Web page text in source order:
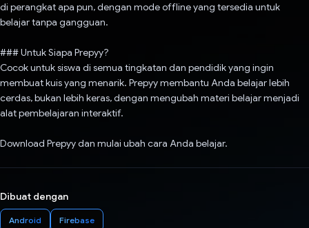
di perangkat apa pun, dengan mode offline yang tersedia untuk
belajar tanpa gangguan.
### Untuk Siapa Prepyy?
Cocok untuk siswa di semua tingkatan dan pendidik yang ingin
membuat kuis yang menarik. Prepyy membantu Anda belajar lebih
cerdas, bukan lebih keras, dengan mengubah materi belajar menjadi
alat pembelajaran interaktif.
Download Prepyy dan mulai ubah cara Anda belajar.
Dibuat dengan
Android Firebase